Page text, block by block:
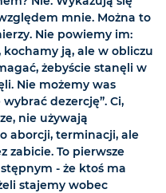
mnie. Można to
Nie powiemy im:
kochamy ją, ale w obliczu
żebyście stanęli w
Nie możemy was
dezercję”. Ci,
nie używają
aborcji, terminacji, ale
zabicie. To pierwsze
- że ktoś ma
stajemy wobec